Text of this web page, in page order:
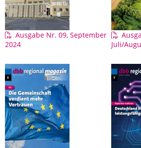
Ausgabe Nr. 09, September
2024
Juli/